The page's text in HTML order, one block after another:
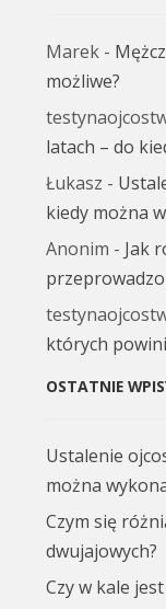
Marek -
możliwe?
latach – do
Łukasz -
kiedy można
Anonim - Jak
których
OSTATNIE
Ustalenie
można
Czym się
dwujajowych?
Czy w kale